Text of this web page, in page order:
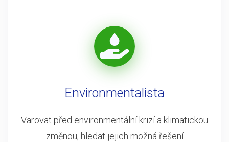
Environmentalista
Varovat před environmentální krizí a klimatickou
změnou, hledat jejich možná řešení